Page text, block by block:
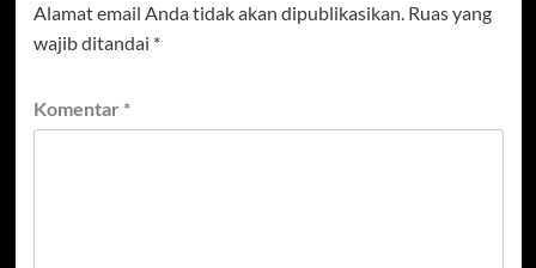
Alamat email Anda tidak akan dipublikasikan. Ruas yang
wajib ditandai *
Komentar *